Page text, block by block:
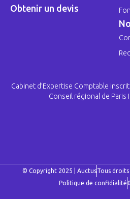
Obtenir un devis
Cabinet d’Expertise Comptable
Conseil régional de Paris
© Copyright 2025 | AuctusTous
Politique de confidialité